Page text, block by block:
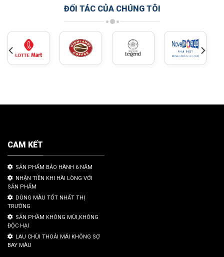
ĐỐI TÁC CỦA CHÚNG TÔI
CAM KẾT
SẢN PHẨM BẢO HÀNH 6 NĂM
NHẬN TIỀN KHI HÀI LÒNG VỚI
SẢN PHẨM
DÙNG MÀU TỐT NHẤT THỊ
TRƯỜNG
SẢN PHẦM KHÔNG MÙI,KHÔNG
ĐỘC HẠI
LAU CHÙI THOẢI MÁI KHÔNG SỢ
BAY MÀU